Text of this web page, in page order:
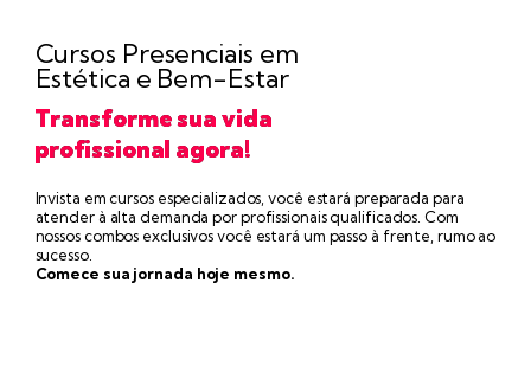
Cursos Presenciais em
Estética e Bem-Estar
Transforme sua vida
profissional agora!
Invista em cursos especializados, você estará preparada para
atender à alta demanda por profissionais qualificados. Com
nossos combos exclusivos você estará um passo à frente, rumo ao
sucesso.
Comece sua jornada hoje mesmo.